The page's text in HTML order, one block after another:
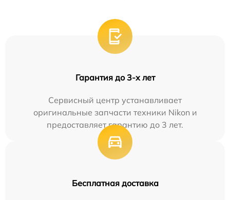
Гарантия до 3-х лет
Сервисный центр устанавливает
оригинальные запчасти техники Nikon и
предоставляет гарантию до 3 лет.
Бесплатная доставка